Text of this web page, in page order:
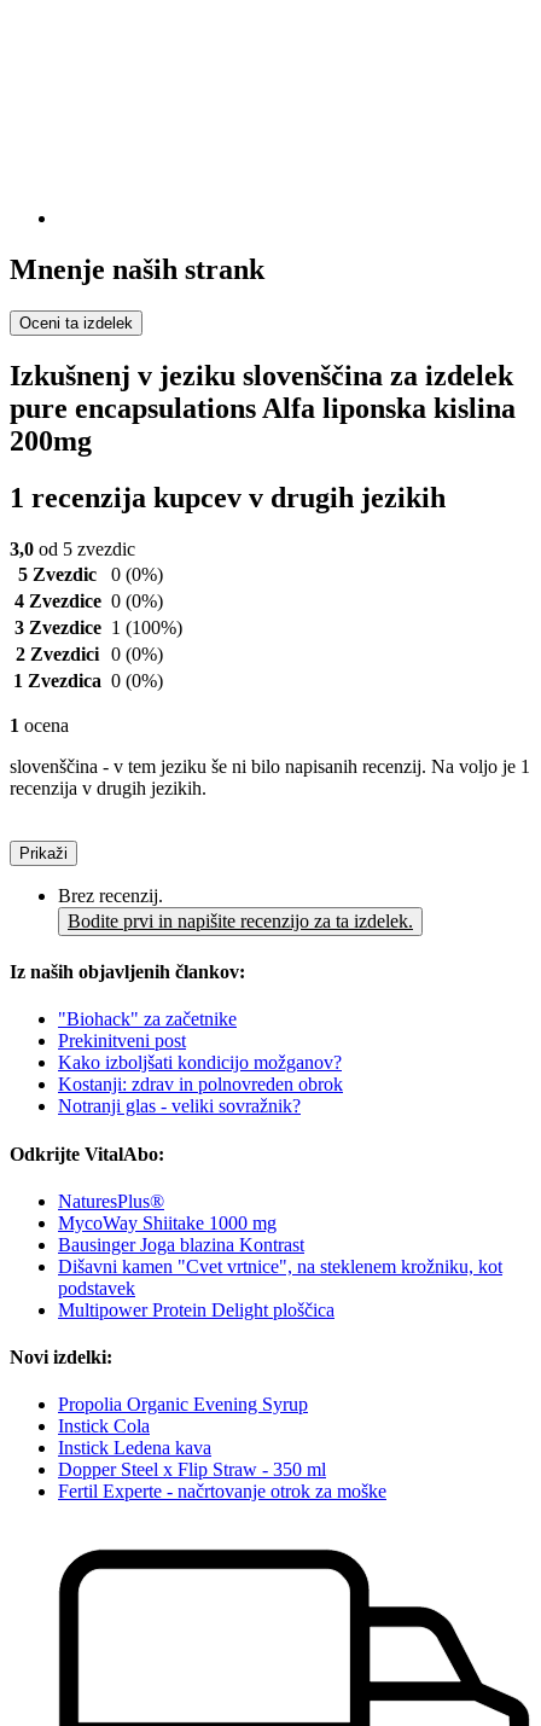
Mnenje naših strank
Oceni ta izdelek
Izkušnenj v jeziku slovenščina za izdelek
pure encapsulations Alfa liponska kislina
200mg
1 recenzija kupcev v drugih jezikih
3,0 od 5 zvezdic
5 Zvezdic
0 (0%)
4 Zvezdice 0 (0%)
3 Zvezdice 1 (100%)
2 Zvezdici 0 (0%)
1 Zvezdica 0 (0%)
1 ocena
slovenščina - v tem jeziku še ni bilo napisanih recenzij. Na voljo je 1
recenzija v drugih jezikih.
Prikaži
Brez recenzij.
Bodite prvi in napišite recenzijo za ta izdelek.
Iz naših objavljenih člankov:
"Biohack" za začetnike
Prekinitveni post
Kako izboljšati kondicijo možganov?
Kostanji: zdrav in polnovreden obrok
Notranji glas - veliki sovražnik?
Odkrijte VitalAbo:
NaturesPlus®
MycoWay Shiitake 1000 mg
Bausinger Joga blazina Kontrast
Dišavni kamen "Cvet vrtnice", na steklenem krožniku, kot
podstavek
Multipower Protein Delight ploščica
Novi izdelki:
Propolia Organic Evening Syrup
Instick Cola
Instick Ledena kava
Dopper Steel x Flip Straw - 350 ml
Fertil Experte - načrtovanje otrok za moške